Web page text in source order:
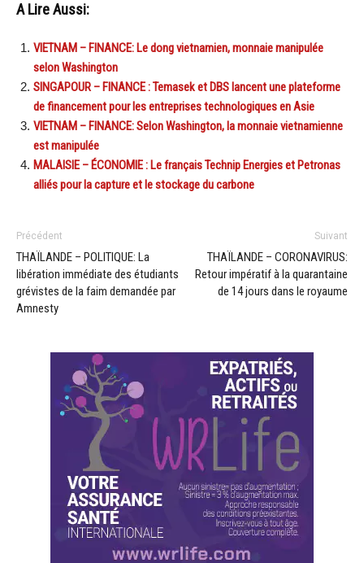
A Lire Aussi:
VIETNAM – FINANCE: Le dong vietnamien, monnaie manipulée
selon Washington
SINGAPOUR – FINANCE : Temasek et DBS lancent une plateforme
de financement pour les entreprises technologiques en Asie
VIETNAM – FINANCE: Selon Washington, la monnaie vietnamienne
est manipulée
MALAISIE – ÉCONOMIE : Le français Technip Energies et Petronas
alliés pour la capture et le stockage du carbone
Précédent
THAÏLANDE – POLITIQUE: La
libération immédiate des étudiants
grévistes de la faim demandée par
Amnesty
Suivant
THAÏLANDE – CORONAVIRUS:
Retour impératif à la quarantaine
de 14 jours dans le royaume